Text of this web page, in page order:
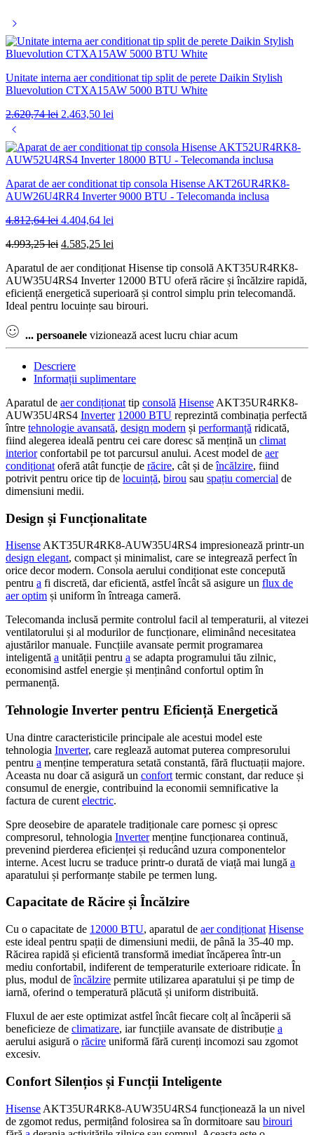
Unitate interna aer conditionat tip split de perete Daikin Stylish
Bluevolution CTXA15AW 5000 BTU White
2.620,74lei Prețul
fost:
2.620,74 lei.
2.463,50 lei
2.463,50 lei.
Aparat de aer conditionat tip consola Hisense AKT26UR4RK8-
AUW26U4RR4 Inverter 9000 BTU - Telecomanda inclusa
4.812,64lei Prețul
a
4.812,64 lei.
4.404,64 lei
este:
4.993,25lei Prețul
a
fost:
4.993,25 lei.
4.585,25 lei
este:
4.585,25 lei.
Aparatul de aer condiționat Hisense tip consolă AKT35UR4RK8-
AUW35U4RS4 Inverter 12000 BTU oferă răcire și încălzire rapidă,
eficiență energetică superioară și control simplu prin telecomandă.
Ideal pentru locuințe sau birouri.
... persoanele vizionează acest lucru chiar acum
Descriere
Informații suplimentare
Aparatul de aer condiționat tip consolă Hisense AKT35UR4RK8-
AUW35U4RS4 Inverter 12000 BTU reprezintă combinația perfectă
între tehnologie avansată, design modern și performanță ridicată,
fiind alegerea ideală pentru cei care doresc să mențină un climat
interiorconfortabil pe tot parcursul anului. Acest model de aer
condiționat oferă atât funcție de răcire, cât și deîncălzire, fiind
potrivit pentru orice tip de locuință, birou sau spațiu comercial de
dimensiuni medii.
Design și Funcționalitate
Hisense AKT35UR4RK8-AUW35U4RS4 impresionează printr-un
design elegant, compact și minimalist, care se integrează perfect în
orice decor modern. Consola aerului condiționat este concepută
pentru a fi discretă, dar eficientă, astfel încât să asigure un flux de
aer optim și uniform în întreaga cameră.
Telecomanda inclusă permite controlul facil al temperaturii, al vitezei
ventilatorului și al modurilor de funcționare, eliminând necesitatea
ajustărilor manuale. Funcțiile avansate permit programarea
inteligentă a unității pentru a se adapta programului tău zilnic,
economisind astfel energie și menținând confortul optim în
permanență.
Tehnologie Inverter pentru Eficiență Energetică
Una dintre caracteristicile principale ale acestui model este
tehnologia Inverter, care reglează automat puterea compresorului
pentru a menține temperatura setată constantă, fără fluctuații majore.
Aceasta nu doar că asigură un confort termic constant, dar reduce și
consumul de energie, contribuind la economii semnificative la
factura de curent electric.
Spre deosebire de aparatele tradiționale care pornesc și opresc
compresorul, tehnologia Invertermenține funcționarea continuă,
prevenind pierderea eficienței și reducând uzura componentelor
interne. Acest lucru se traduce printr-o durată de viață mai lungă a
aparatului și performanțe stabile pe termen lung.
Capacitate de Răcire și Încălzire
Cu o capacitate de 12000 BTU, aparatul de aer condiționat Hisense
este ideal pentru spații de dimensiuni medii, de până la 35-40 mp.
Răcirea rapidă și eficientă transformă imediat încăperea într-un
mediu confortabil, indiferent de temperaturile exterioare ridicate. În
plus, modul deîncălzire permite utilizarea aparatului și pe timp de
iarnă, oferind o temperatură plăcută și uniform distribuită.
Fluxul de aer este optimizat astfel încât fiecare colț al încăperii să
beneficieze de climatizare, iar funcțiile avansate de distribuție a
aerului asigură o răcire uniformă fără curenți incomozi sau zgomot
excesiv.
Confort Silențios și Funcții Inteligente
Hisense AKT35UR4RK8-AUW35U4RS4 funcționează la un nivel
de zgomot redus, permițând folosirea sa în dormitoare sau birouri